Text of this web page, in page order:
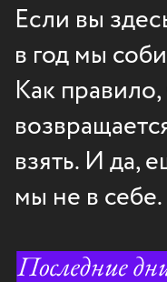
Если вы
в год мы
Как
взять. И да,
мы не в себе.